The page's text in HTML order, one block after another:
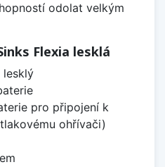
odolat velkým
Flexia lesklá
lesklý
pro připojení k
ohřívači)